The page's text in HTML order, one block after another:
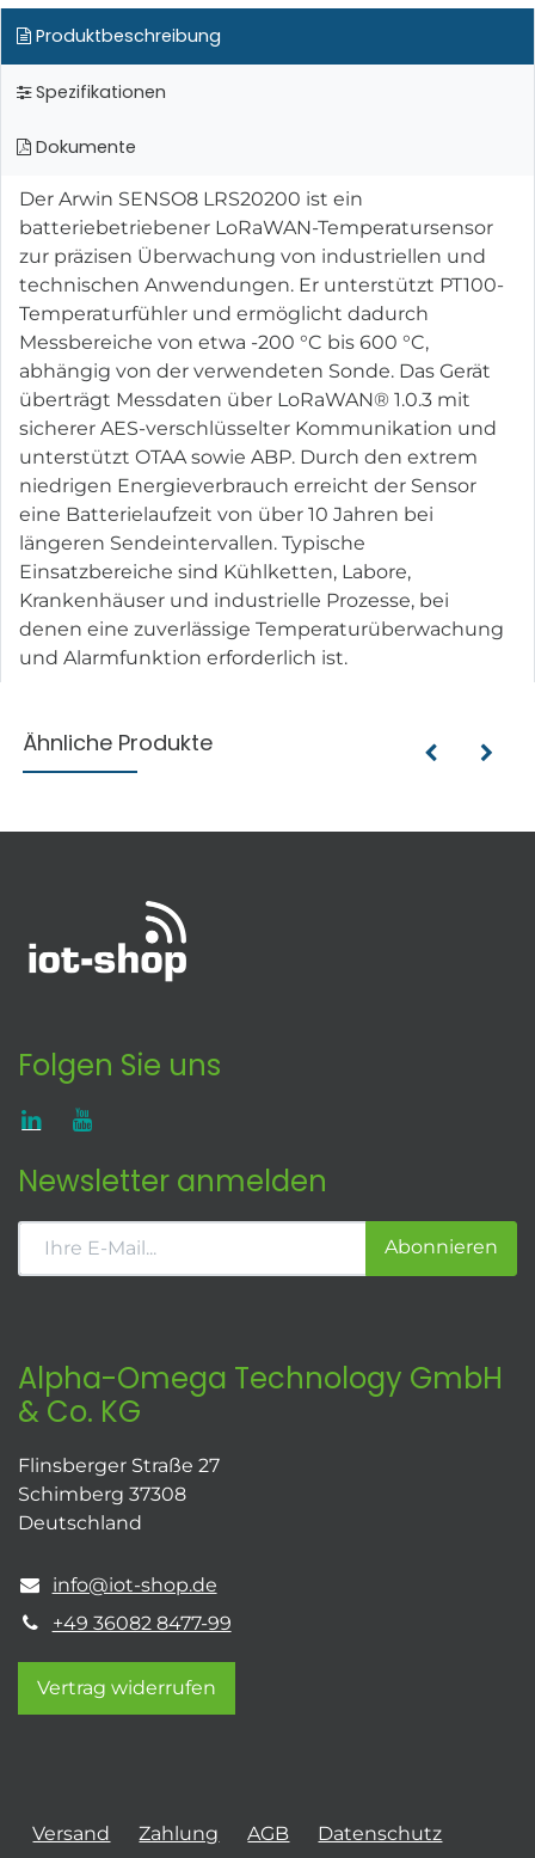
Produktbeschreibung
Spezifikationen
Dokumente
Der Arwin SENSO8 LRS20200 ist ein
batteriebetriebener LoRaWAN-Temperatursensor
zur präzisen Überwachung von industriellen und
technischen Anwendungen. Er unterstützt PT100-
Temperaturfühler und ermöglicht dadurch
Messbereiche von etwa -200 °C bis 600 °C,
abhängig von der verwendeten Sonde. Das Gerät
überträgt Messdaten über LoRaWAN® 1.0.3 mit
sicherer AES-verschlüsselter Kommunikation und
unterstützt OTAA sowie ABP. Durch den extrem
niedrigen Energieverbrauch erreicht der Sensor
eine Batterielaufzeit von über 10 Jahren bei
längeren Sendeintervallen. Typische
Einsatzbereiche sind Kühlketten, Labore,
Krankenhäuser und industrielle Prozesse, bei
denen eine zuverlässige Temperaturüberwachung
und Alarmfunktion erforderlich ist.
Ähnliche Produkte
Folgen Sie uns
Newsletter anmelden
Abonnieren
Alpha-Omega Technology GmbH
& Co. KG
Flinsberger Straße 27
Schimberg 37308
Deutschland
info@iot-shop.de
+49 36082 8477-99
Vertrag widerrufen
Versand Zahlung AGB Datenschutz